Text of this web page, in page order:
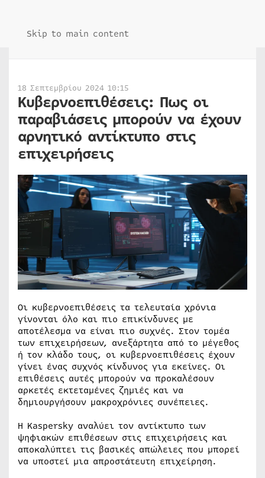
Skip to main content
18 Σεπτεμβρίου 2024 10:15
Κυβερνοεπιθέσεις: Πως οι
παραβιάσεις μπορούν να έχουν
αρνητικό αντίκτυπο στις
επιχειρήσεις
Οι κυβερνοεπιθέσεις τα τελευταία χρόνια
γίνονται όλο και πιο επικίνδυνες με
αποτέλεσμα να είναι πιο συχνές. Στον τομέα
των επιχειρήσεων, ανεξάρτητα από το μέγεθος
ή τον κλάδο τους, οι κυβερνοεπιθέσεις έχουν
γίνει ένας συχνός κίνδυνος για εκείνες. Οι
επιθέσεις αυτές μπορούν να προκαλέσουν
αρκετές εκτεταμένες ζημιές και να
δημιουργήσουν μακροχρόνιες συνέπειες.
Η Kaspersky αναλύει τον αντίκτυπο των
ψηφιακών επιθέσεων στις επιχειρήσεις και
αποκαλύπτει τις βασικές απώλειες που μπορεί
να υποστεί μια απροστάτευτη επιχείρηση.